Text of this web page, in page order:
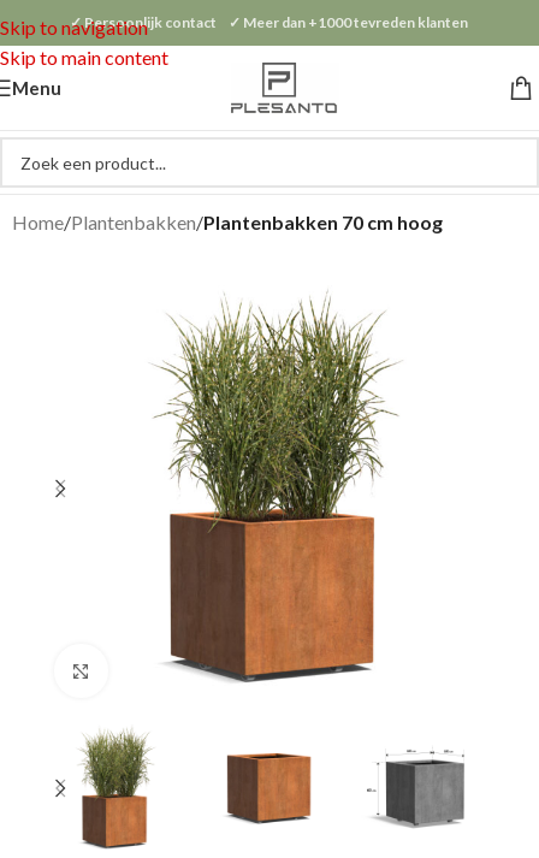
Skip to navigation
Skip to main content
✓ Persoonlijk contact ✓ Meer dan +1000 tevreden klanten
Menu
Home Plantenbakken Plantenbakken 70 cm hoog
Klik om te vergroten